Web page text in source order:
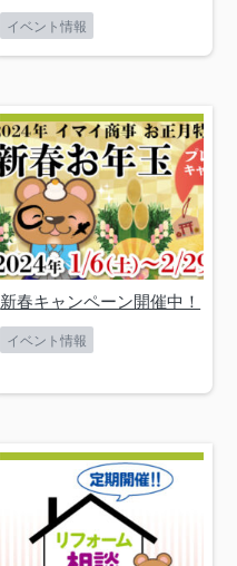
イベント情報
新春キャンペーン開催中！
イベント情報